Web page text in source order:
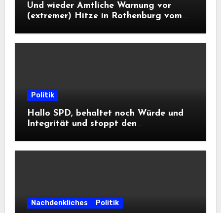
Und wieder Amtliche Warnung vor
(extremer) Hitze in Rothenburg vom
Politik
Hallo SPD, behaltet noch Würde und
Integrität und stoppt den
Informationsfreiheit!
Nachdenkliches Politik